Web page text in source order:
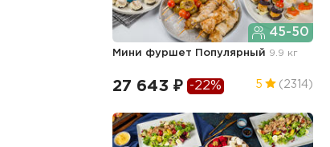
45-50
Мини фуршет Популярный 9.9 кг
27 643 ₽ -22% 5 (2314)